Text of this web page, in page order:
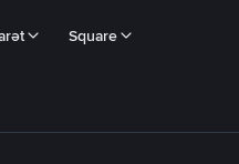
Square